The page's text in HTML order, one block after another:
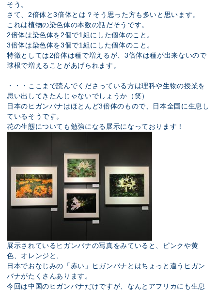
そう。
さて、2倍体と3倍体とは？そう思った方も多いと思います。
これは植物の染色体の本数の話だそうです。
2倍体は染色体を2個で1組にした個体のこと。
3倍体は染色体を3個で1組にした個体のこと。
特徴としては2倍体は種で増えるが、3倍体は種が出来ないので
球根で増えることがあげられます。
・・・ここまで読んでくださっている方は理科や生物の授業を
思い出してきたんじゃないでしょうか（笑）
日本のヒガンバナはほとんど3倍体のもので、日本全国に生息し
ているそうです。
花の生態についても勉強になる展示になっております！
展示されているヒガンバナの写真をみていると、ピンクや黄
色、オレンジと、
日本でおなじみの「赤い」ヒガンバナとはちょっと違うヒガン
バナがたくさんあります。
今回は中国のヒガンバナだけですが、なんとアフリカにも生息